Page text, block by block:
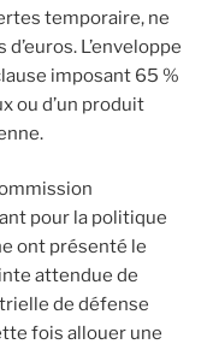
temporaire, ne
L’enveloppe
imposant 65 %
ou d’un produit
pour la politique
ont présenté le
attendue de
de défense
fois allouer une